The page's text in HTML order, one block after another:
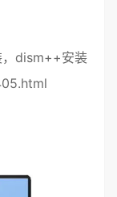
dism++安装